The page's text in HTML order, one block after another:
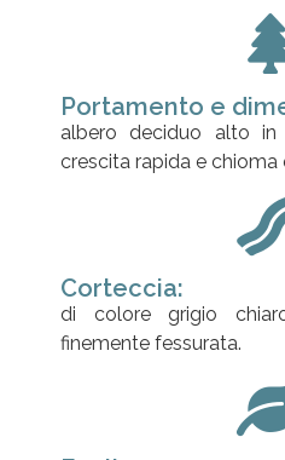
Portamento e
albero deciduo alto
crescita rapida e chioma
Corteccia:
di colore grigio
finemente fessurata.